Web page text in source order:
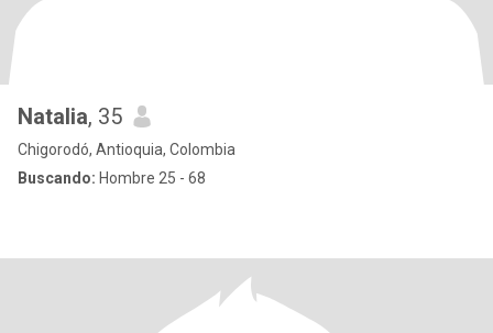
Natalia, 35
Chigorodó, Antioquia, Colombia
Buscando: Hombre 25 - 68